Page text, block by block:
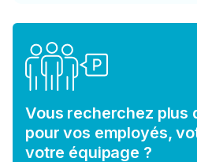
Vous recherchez plus
pour vos employés,
votre équipage ?